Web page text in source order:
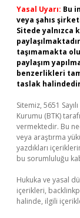
Yasal Uyarı: Bu
veya şahıs
Sitede yalnızca
taşımamakta
paylaşım
benzerlikleri
taslak
Sitemiz, 5651
Kurumu (BTK)
vermektedir. Bu
veya araştırma
yazdıkları
bu sorumluluğu
Hukuka ve yasal
içerikleri,
halinde, ilgili